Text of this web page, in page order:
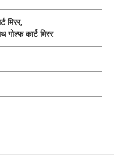
मिरर,
गोल्फ कार्ट मिरर